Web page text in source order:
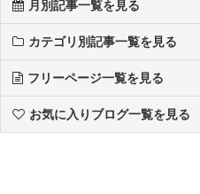
月別記事一覧を見る
カテゴリ別記事一覧を見る
フリーページ一覧を見る
お気に入りブログ一覧を見る